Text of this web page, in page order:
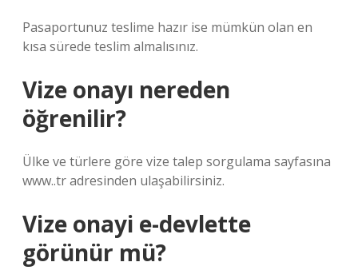
Pasaportunuz teslime hazır ise mümkün olan en
kısa sürede teslim almalısınız.
Vize onayı nereden
öğrenilir?
Ülke ve türlere göre vize talep sorgulama sayfasına
www..tr adresinden ulaşabilirsiniz.
Vize onayi e-devlette
görünür mü?